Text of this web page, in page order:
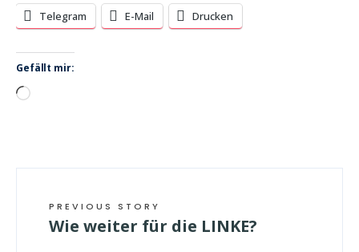
Telegram E-Mail Drucken
Gefällt mir:
Wird
PREVIOUS STORY
Wie weiter für die LINKE?